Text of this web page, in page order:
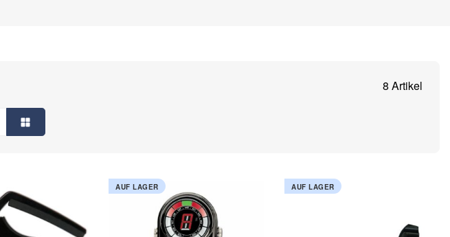
8 Artikel
AUF LAGER AUF LAGER